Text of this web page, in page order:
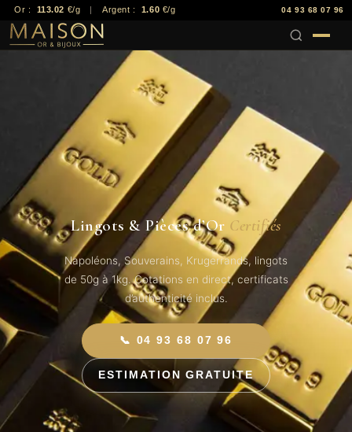
Or : 113.02 €/g | Argent : 1.60 €/g 04 93 68 07 96
Lingots & Pièces d’Or Certifiés
Napoléons, Souverains, Krugerrands, lingots
de 50g à 1kg. Cotations en direct, certificats
d’authenticité inclus.
📞 04 93 68 07 96
ESTIMATION GRATUITE